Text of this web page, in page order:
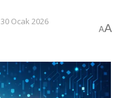
30 Ocak 2026
AA